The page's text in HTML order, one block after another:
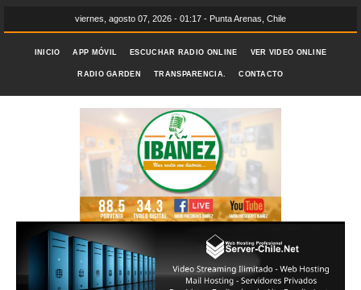
viernes, agosto 07, 2026 - 01:17 - Punta Arenas, Chile
INICIO APP MÓVIL ESCUCHAR RADIO ONLINE VER VIDEO ONLINE
RADIO GARDEN TRANSPARENCIA. CONTACTO